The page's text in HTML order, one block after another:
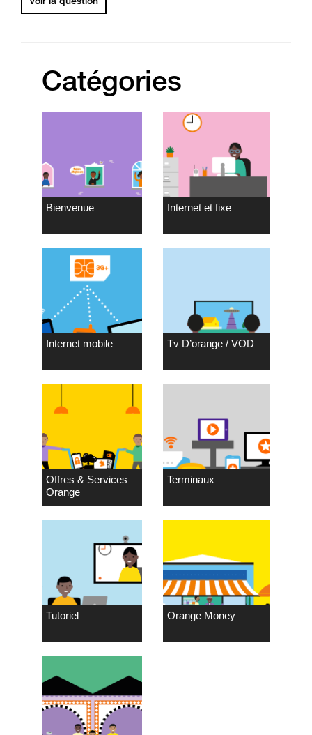
Catégories
Bienvenue Internet et fixe
Internet mobile Tv D’orange / VOD
Offres & Services
Orange
Terminaux
Tutoriel Orange Money